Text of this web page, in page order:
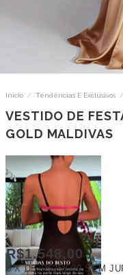
Início / Tendências E Exclusivos /
VESTIDO DE
GOLD MALDIVAS
R$1.548,00
6 X DER$258,00 SEM